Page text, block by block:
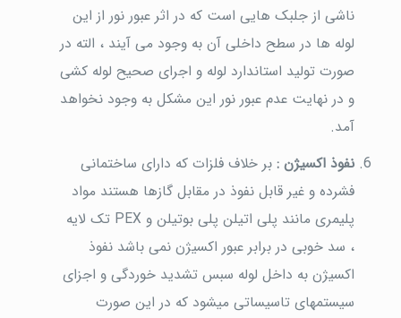
ناشی از جلبک هایی است که در اثر عبور نور از این
لوله ها در سطح داخلی آن به وجود می آیند ، الته در
صورت تولید استاندارد لوله و اجرای صحیح لوله کشی
و در نهایت عدم عبور نور این مشکل به وجود نخواهد
آمد.
نفوذ اکسیژن : بر خلاف فلزات که دارای ساختمانی
فشرده و غیر قابل نفوذ در مقابل گازها هستند مواد
پلیمری مانند پلی اتیلن پلی بوتیلن و PEX تک لایه
، سد خوبی در برابر عبور اکسیژن نمی باشد نفوذ
اکسیژن به داخل لوله سبس تشدید خوردگی و اجزای
سیستمهای تاسیساتی میشود که در این صورت